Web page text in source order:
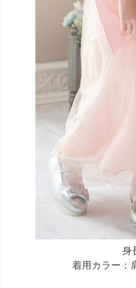
身
着用カラー：